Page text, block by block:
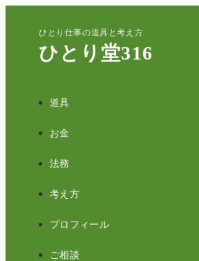
ひとり仕事の道具と考え方
ひとり堂316
道具
お金
法務
考え方
プロフィール
ご相談